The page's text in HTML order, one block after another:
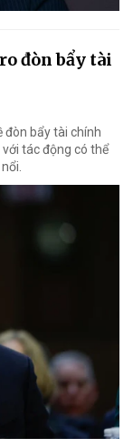
đòn bẩy tài
đòn bẩy tài chính
tác động có thể